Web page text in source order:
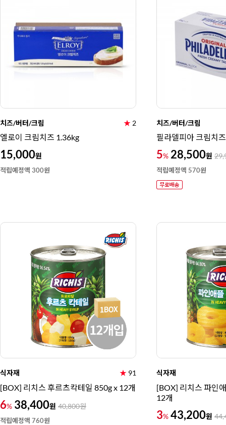
치즈/버터/크림 ★ 2
엘로이 크림치즈 1.36kg
15,000원
적립예정액 300원
치즈/버터/크림
필라델피아 크림치
5% 28,500원
적립예정액 570원
식자재 ★ 91
[BOX] 리치스 후르츠칵테일 850g x 12개
6% 38,400원 40,800원
적립예정액 760원
식자재
[BOX] 리치스 파인
12개
3% 43,200원